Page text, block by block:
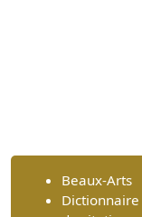
Beaux-Arts
Dictionnaire